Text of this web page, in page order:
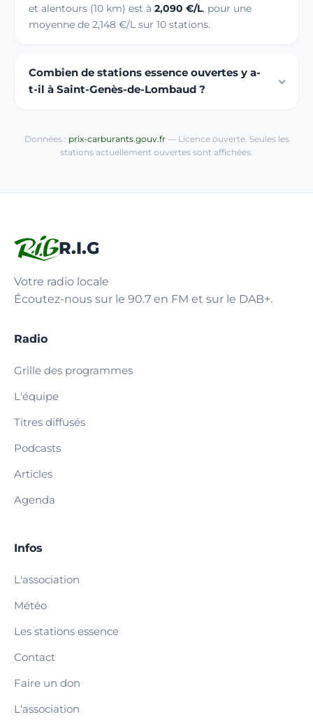
et alentours (10 km) est à 2,090 €/L, pour une
moyenne de 2,148 €/L sur 10 stations.
Combien de stations essence ouvertes y a-
t-il à Saint-Genès-de-Lombaud ?
Données : prix-carburants.gouv.fr— Licence ouverte. Seules les
stations actuellement ouvertes sont affichées.
R.I.G
Votre radio locale
Écoutez-nous sur le 90.7 en FM et sur le DAB+.
Radio
Grille des programmes
L'équipe
Titres diffusés
Podcasts
Articles
Agenda
Infos
L'association
Météo
Les stations essence
Contact
Faire un don
L'association